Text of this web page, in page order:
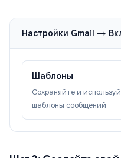
Настройки Gmail →
Шаблоны
Сохраняйте и
шаблоны сообщений